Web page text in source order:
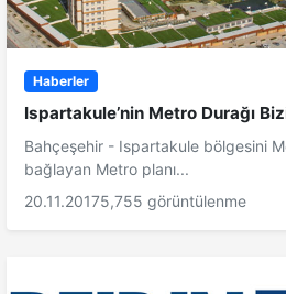
Haberler
Ispartakule’nin Metro Durağı
Bahçeşehir - Ispartakule bölgesini
bağlayan Metro planı...
20.11.20175,755 görüntülenme